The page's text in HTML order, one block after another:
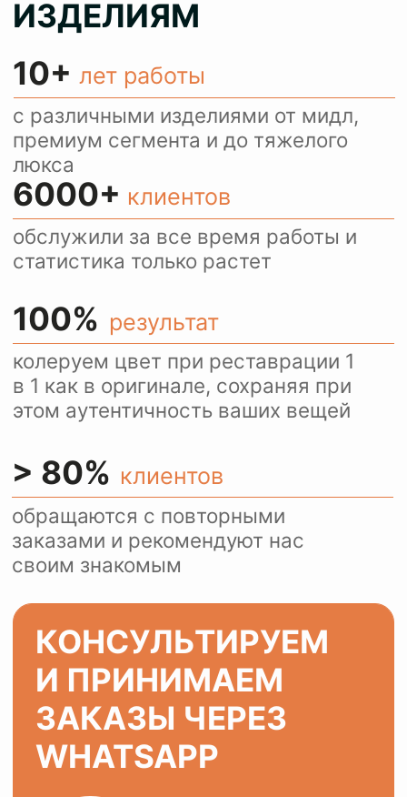
И ПРИНИМАЕМ
WHATSAPP
Ежедневно более 100
посетителей нашего сайта
пользуются оценкой
стоимости услуг через